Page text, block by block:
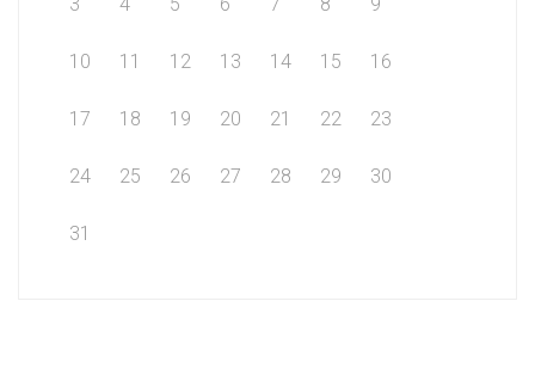
10 11 12 13 14 15 16
17 18 19 20 21 22 23
24 25 26 27 28 29 30
31